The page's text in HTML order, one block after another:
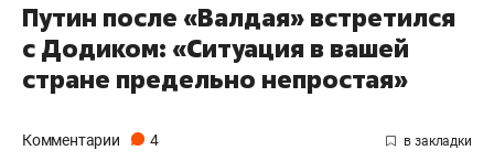
Путин после «Валдая» встретился
с Додиком: «Ситуация в вашей
стране предельно непростая»
Комментарии 4